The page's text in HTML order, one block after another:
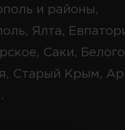
и районы,
Ялта,
Саки,
Старый Крым,